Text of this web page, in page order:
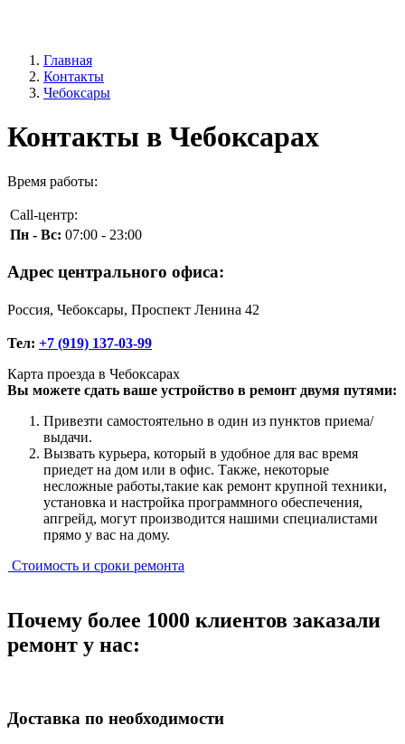
Главная
Контакты
Чебоксары
Контакты в Чебоксарах
Время работы:
Call-центр:
Пн - Вс: 07:00 - 23:00
Адрес центрального офиса:
Россия, Чебоксары, Проспект Ленина 42
Тел: +7 (919) 137-03-99
Карта проезда в Чебоксарах
Вы можете сдать ваше устройство в ремонт двумя путями:
Привезти самостоятельно в один из пунктов приема/
выдачи.
Вызвать курьера, который в удобное для вас время
приедет на дом или в офис. Также, некоторые
несложные работы,такие как ремонт крупной техники,
установка и настройка программного обеспечения,
апгрейд, могут производится нашими специалистами
прямо у вас на дому.
Стоимость и сроки ремонта
Почему более 1000 клиентов заказали
ремонт у нас:
Доставка по необходимости